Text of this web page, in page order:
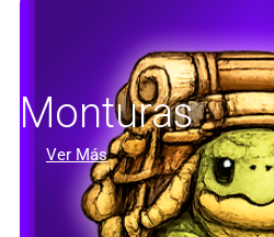
Monturas
Ver Más